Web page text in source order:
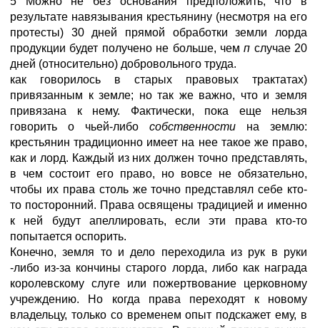
результате навязывания крестьянину (несмотря на его
протесты) 30 дней прямой обработки земли лорда
продукции будет получено не больше, чемп случае 20
дней (относительно) добровольного труда.
как говорилось в старых правовых трактатах)
привязанным к земле; но так же важно, что и земля
привязана к нему. Фактически, пока еще нельзя
говорить о чьей-либо собственности на землю:
крестьянин традиционно имеет на нее такое же право,
как и лорд. Каждый из них должен точно представлять,
в чем состоит его право, но вовсе не обязательно,
чтобы их права столь же точно представлял себе кто-
то посторонний. Права освящены традицией и именно
к ней будут апеллировать, если эти права кто-то
попытается оспорить.
Конечно, земля то и дело переходила из рук в руки
-либо из-за кончины старого лорда, либо как награда
королевскому слуге или пожертвование церковному
учреждению. Но когда права переходят к новому
владельцу, только со временем опыт подскажет ему, в